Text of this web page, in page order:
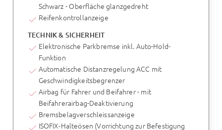
Schwarz - Oberfläche glanzgedreht
Reifenkontrollanzeige
TECHNIK & SICHERHEIT
Elektronische Parkbremse inkl. Auto-Hold-
Funktion
Automatische Distanzregelung ACC mit
Geschwindigkeitsbegrenzer
Airbag für Fahrer und Beifahrer - mit
Beifahrerairbag-Deaktivierung
Bremsbelagverschleissanzeige
ISOFIX-Halteösen (Vorrichtung zur Befestigung